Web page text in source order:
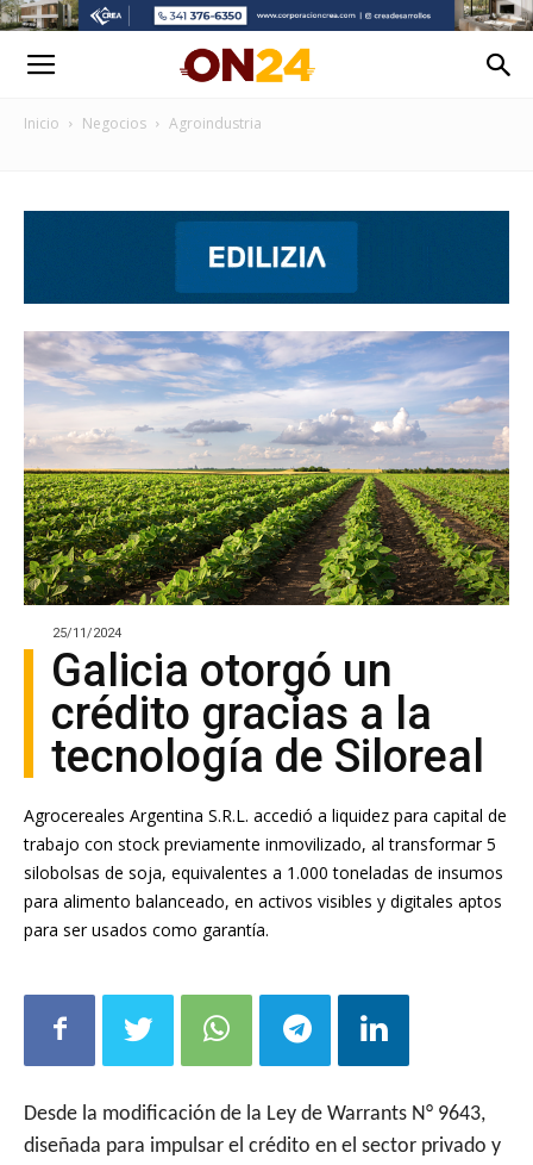
Inicio Negocios Agroindustria
25/11/2024
Galicia otorgó un
crédito gracias a la
tecnología de Siloreal
Agrocereales Argentina S.R.L. accedió a liquidez para capital de
trabajo con stock previamente inmovilizado, al transformar 5
silobolsas de soja, equivalentes a 1.000 toneladas de insumos
para alimento balanceado, en activos visibles y digitales aptos
para ser usados como garantía.
Desde la modificación de la Ley de Warrants N° 9643,
diseñada para impulsar el crédito en el sector privado y